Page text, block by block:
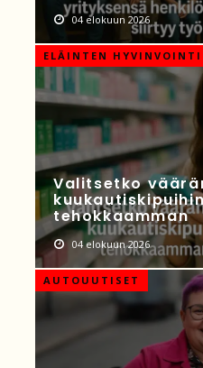
04 elokuun 2026
ELÄINTEN HYVINVOINTI
Valitsetko
tehokkaamman
04 elokuun 2026
AUTOUUTISET